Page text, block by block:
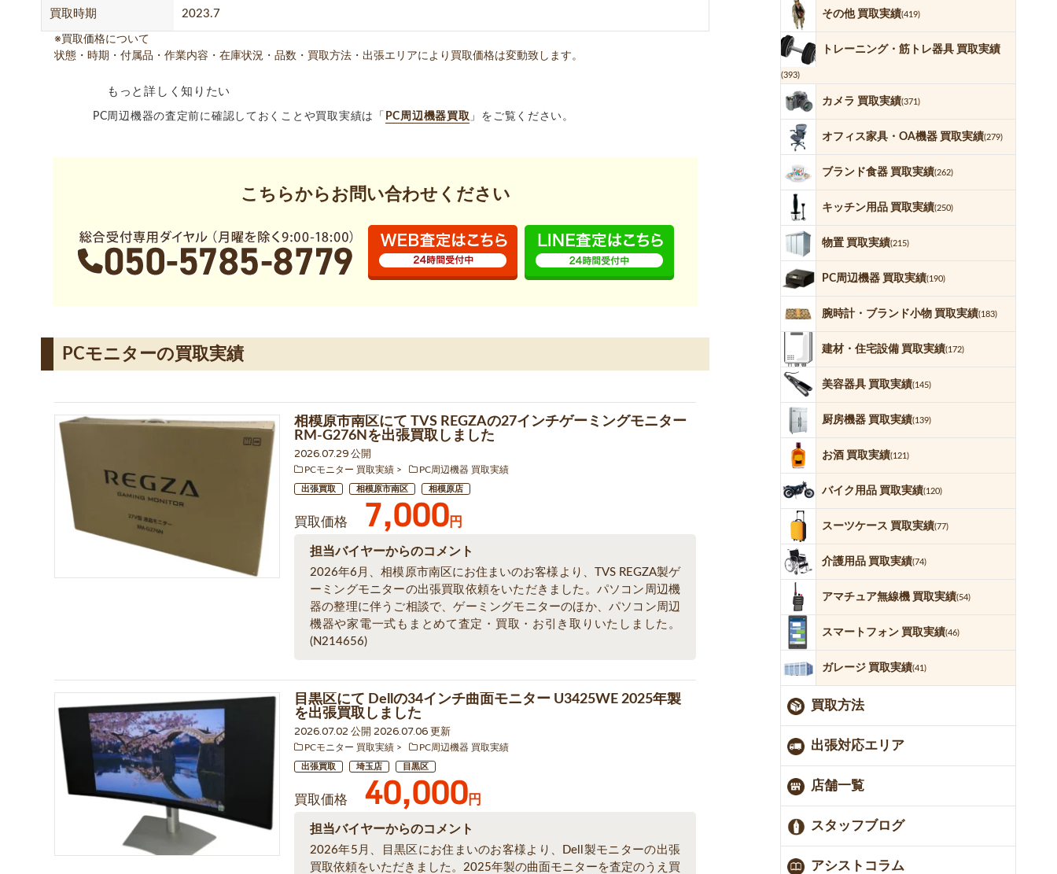
買取時期 2023.7
※買取価格について
状態・時期・付属品・作業内容・在庫状況・品数・買取方法・出張エリアにより買取価格は変動致します。
もっと詳しく知りたい
PC周辺機器の査定前に確認しておくことや買取実績は「 PC周辺機器買取 」をご覧ください。
こちらからお問い合わせください
PCモニターの買取実績
相模原市南区にて TVS REGZAの27インチゲーミングモニター
RM-G276Nを出張買取しました
2026.07.29 公開
PCモニター 買取実績 PC周辺機器 買取実績
出張買取 相模原市南区 相模原店
買取価格 7,000円
担当バイヤーからのコメント
2026年6月、相模原市南区にお住まいのお客様より、TVS REGZA製ゲ
ーミングモニターの出張買取依頼をいただきました。パソコン周辺機
器の整理に伴うご相談で、ゲーミングモニターのほか、パソコン周辺
機器や家電一式もまとめて査定・買取・お引き取りいたしました。
(N214656)
目黒区にて Dellの34インチ曲面モニター U3425WE 2025年製
を出張買取しました
2026.07.02 公開 2026.07.06 更新
PCモニター 買取実績 PC周辺機器 買取実績
出張買取 埼玉店 目黒区
買取価格 40,000円
担当バイヤーからのコメント
2026年5月、目黒区にお住まいのお客様より、Dell製モニターの出張
買取依頼をいただきました。2025年製の曲面モニターを査定のうえ買
その他 買取実績(419)
トレーニング・筋トレ器具 買取実績
(393)
カメラ 買取実績(371)
オフィス家具・OA機器 買取実績(279)
ブランド食器 買取実績(262)
キッチン用品 買取実績(250)
物置 買取実績(215)
PC周辺機器 買取実績(190)
腕時計・ブランド小物 買取実績(183)
建材・住宅設備 買取実績(172)
美容器具 買取実績(145)
厨房機器 買取実績(139)
お酒 買取実績(121)
バイク用品 買取実績(120)
スーツケース 買取実績(77)
介護用品 買取実績(74)
アマチュア無線機 買取実績(54)
スマートフォン 買取実績(46)
ガレージ 買取実績(41)
買取方法
出張対応エリア
店舗一覧
スタッフブログ
アシストコラム